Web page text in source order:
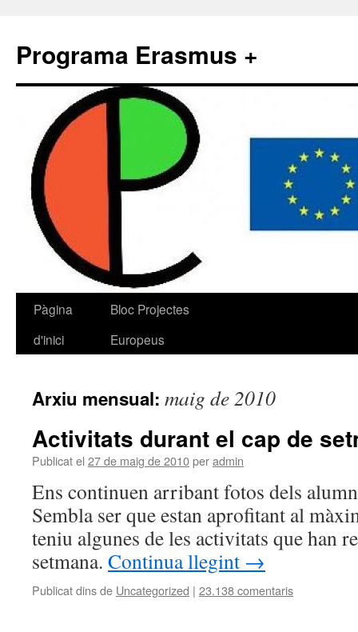
Programa Erasmus +
Pàgina
d'inici
Bloc Projectes
Europeus
Arxiu mensual: maig de 2010
Activitats durant el cap de
Publicat el 27 de maig de 2010peradmin
Ens continuen arribant fotos dels
Sembla ser que estan aprofitant al
teniu algunes de les activitats que han
setmana. Continua llegint →
Publicat dins de Uncategorized | 23.138 comentaris